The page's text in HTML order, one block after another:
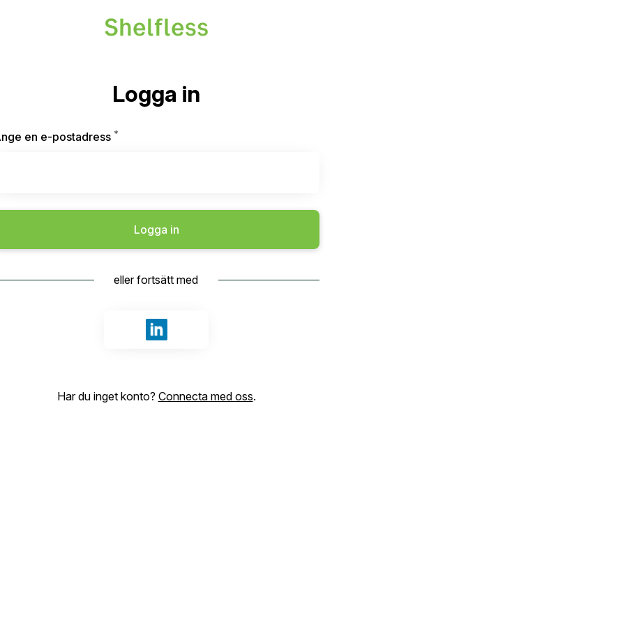
Logga in
en e-postadress *
Logga in
eller fortsätt med
Logga in med LinkedIn
Har du inget konto? Connecta med oss.